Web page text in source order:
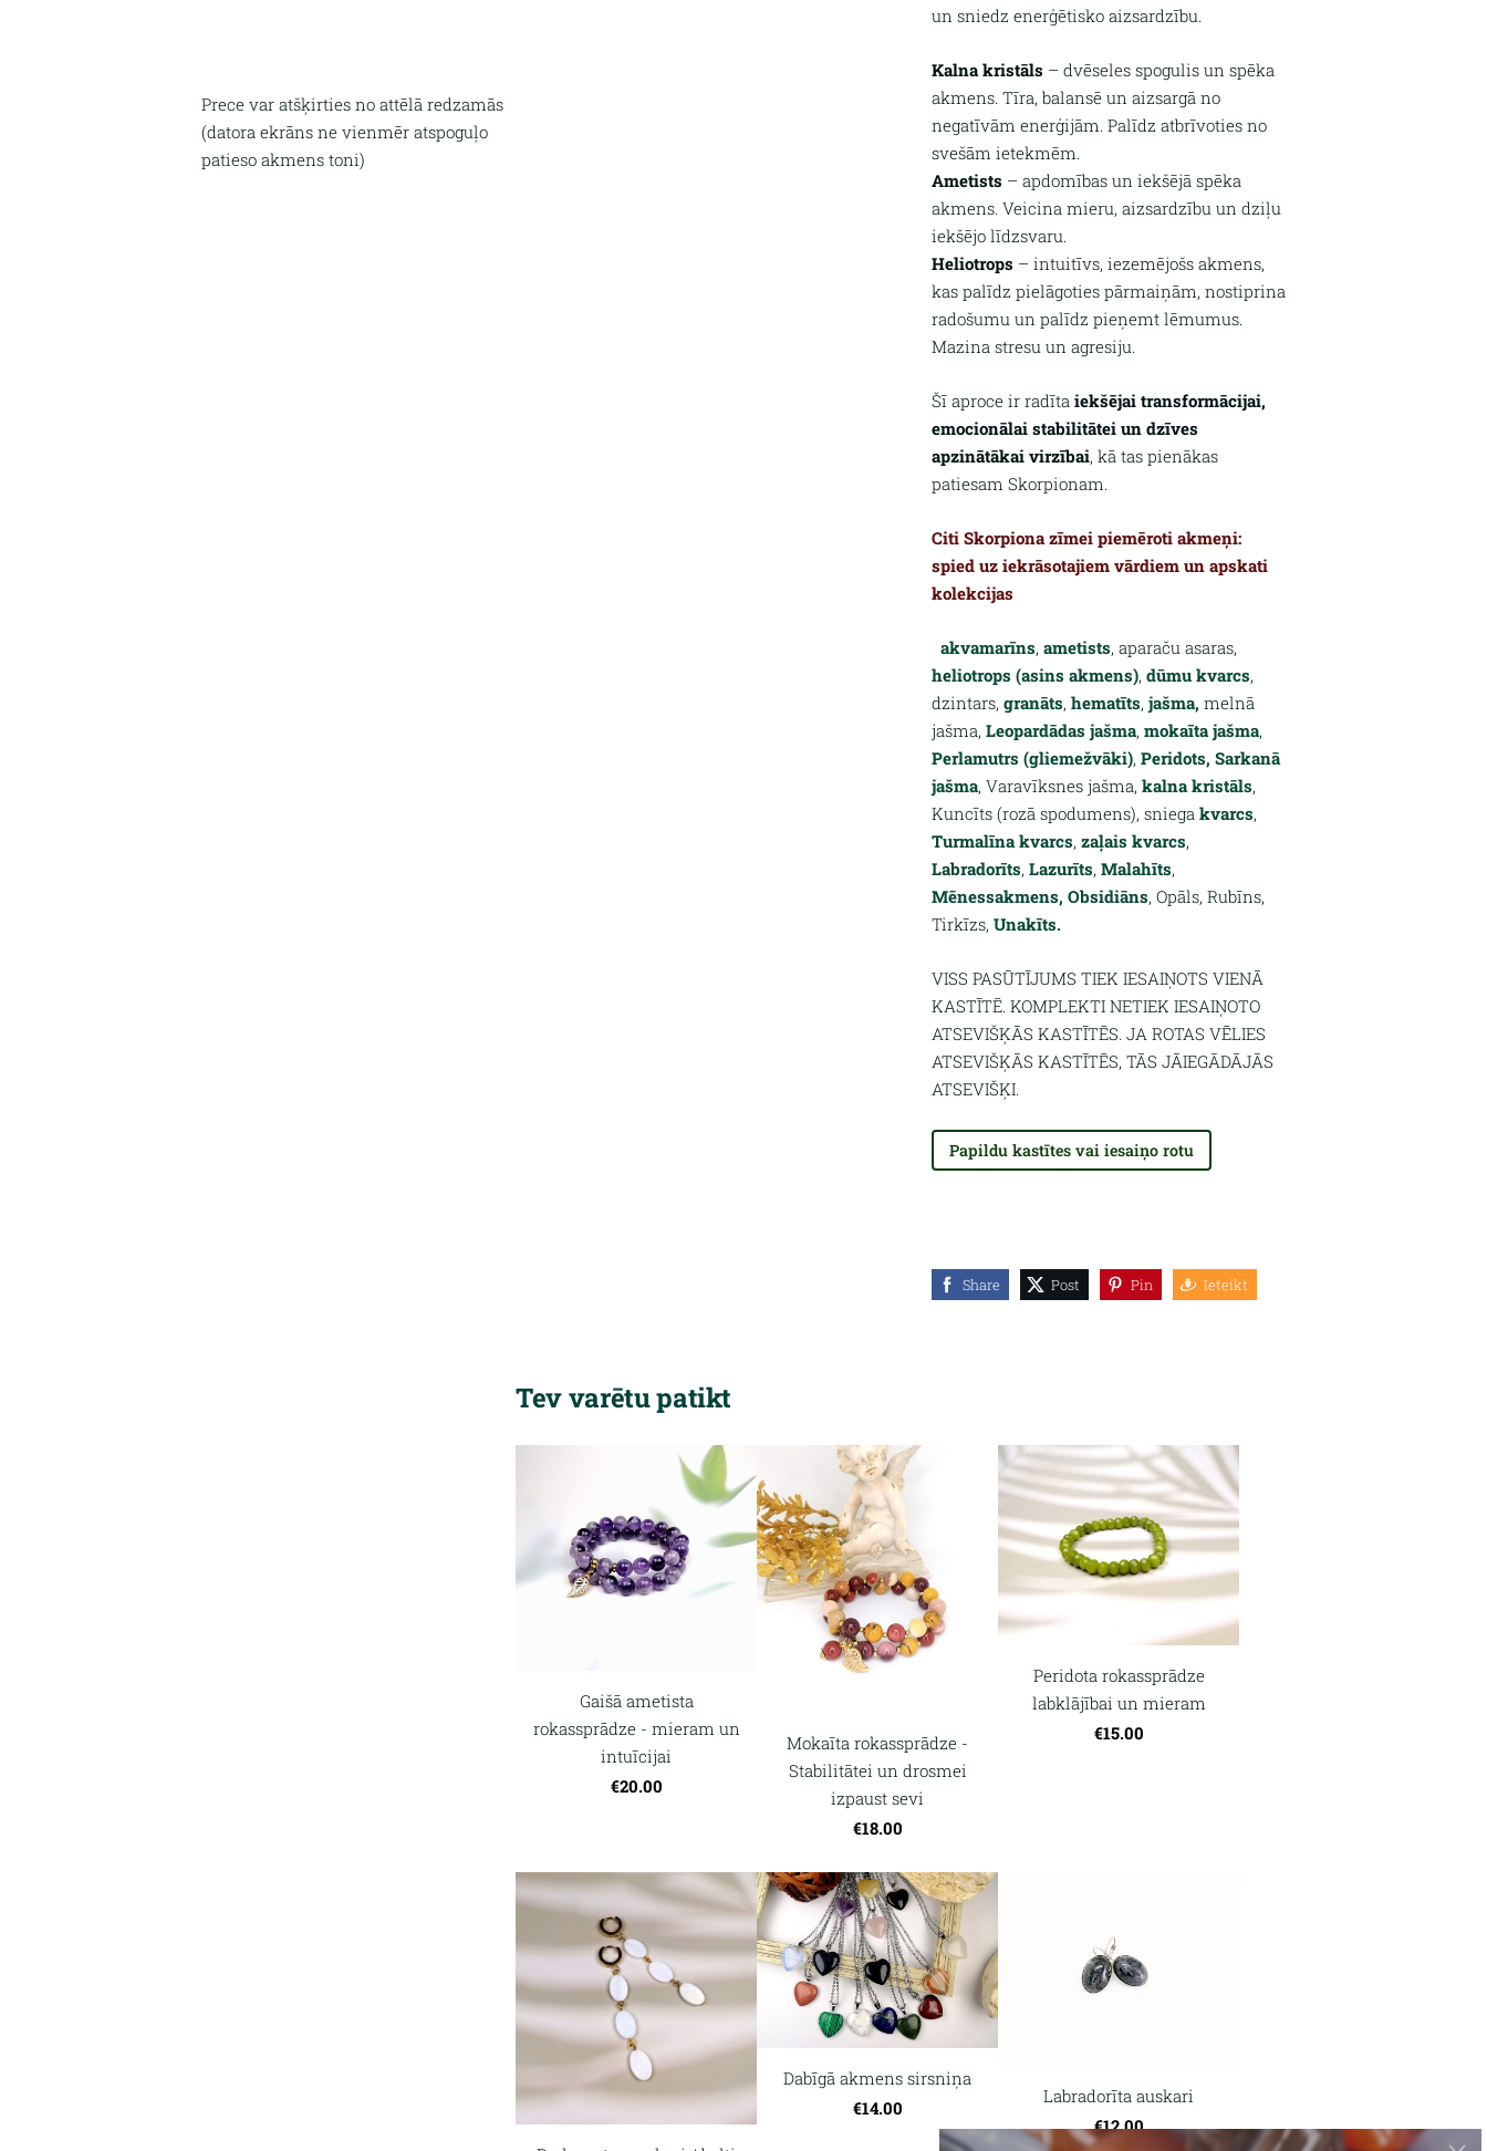
Prece var atšķirties no attēlā redzamās
(datora ekrāns ne vienmēr atspoguļo
patieso akmens toni)
un sniedz enerģētisko aizsardzību.
Kalna kristāls – dvēseles spogulis un spēka
akmens. Tīra, balansē un aizsargā no
negatīvām enerģijām. Palīdz atbrīvoties no
svešām ietekmēm.
Ametists – apdomības un iekšējā spēka
akmens. Veicina mieru, aizsardzību un dziļu
iekšējo līdzsvaru.
Heliotrops – intuitīvs, iezemējošs akmens,
kas palīdz pielāgoties pārmaiņām, nostiprina
radošumu un palīdz pieņemt lēmumus.
Mazina stresu un agresiju.
Šī aproce ir radīta iekšējai transformācijai,
emocionālai stabilitātei un dzīves
apzinātākai virzībai, kā tas pienākas
patiesam Skorpionam.
Citi Skorpiona zīmei piemēroti akmeņi:
spied uz iekrāsotajiem vārdiem un apskati
kolekcijas
akvamarīns, ametists, aparaču asaras,
heliotrops (asins akmens), dūmu kvarcs,
dzintars, granāts, hematīts, jašma, melnā
jašma, Leopardādas jašma, mokaīta jašma,
Perlamutrs (gliemežvāki), Peridots, Sarkanā
jašma, Varavīksnes jašma, kalna kristāls,
Kuncīts (rozā spodumens), sniega kvarcs,
Turmalīna kvarcs, zaļais kvarcs,
Labradorīts, Lazurīts, Malahīts,
Mēnessakmens, Obsidiāns, Opāls, Rubīns,
Tirkīzs, Unakīts.
VISS PASŪTĪJUMS TIEK IESAIŅOTS VIENĀ
KASTĪTĒ. KOMPLEKTI NETIEK IESAIŅOTO
ATSEVIŠĶĀS KASTĪTĒS. JA ROTAS VĒLIES
ATSEVIŠĶĀS KASTĪTĒS, TĀS JĀIEGĀDĀJĀS
ATSEVIŠĶI.
Papildu kastītes vai iesaiņo rotu
Share Post Pin Ieteikt
Tev varētu patikt
Gaišā ametista
rokassprādze - mieram un
intuīcijai
€20.00
Mokaīta rokassprādze -
Stabilitātei un drosmei
izpaust sevi
€18.00
Peridota rokassprādze
labklājībai un mieram
€15.00
Dabīgā akmens sirsniņa
€14.00
Labradorīta auskari
€12.00